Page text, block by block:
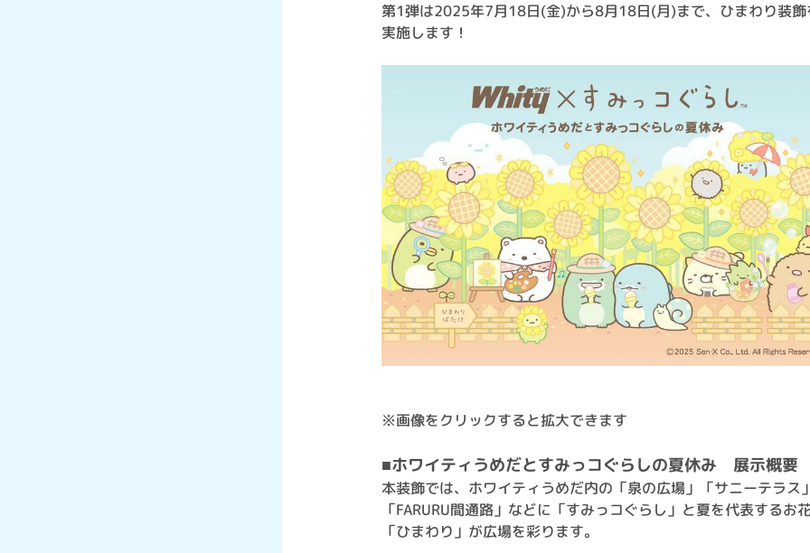
第1弾は2025年7月18日(金)から8月18日(月)まで、ひまわり装飾
実施します！
※画像をクリックすると拡大できます
■ホワイティうめだとすみっコぐらしの夏休み 展示概要
本装飾では、ホワイティうめだ内の「泉の広場」「サニーテラス
「FARURU間通路」などに「すみっコぐらし」と夏を代表するお
「ひまわり」が広場を彩ります。